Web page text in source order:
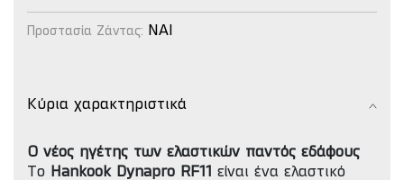
Προστασία Ζάντας: NAI
Κύρια χαρακτηριστικά
Ο νέος ηγέτης των ελαστικών παντός εδάφους
Το
Hankook Dynapro RF11
είναι ένα ελαστικό